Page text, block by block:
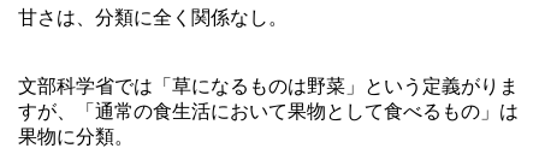
甘さは、分類に全く関係なし。
文部科学省では「草になるものは野菜」という定義がりま
すが、「通常の食生活において果物として食べるもの」は
果物に分類。